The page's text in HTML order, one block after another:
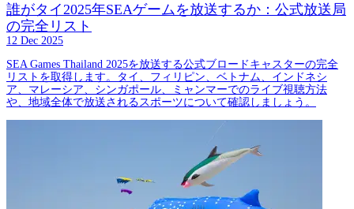
誰がタイ2025年SEAゲームを放送するか：公式放送局
の完全リスト
12 Dec 2025
SEA Games Thailand 2025を放送する公式ブロードキャスターの完全
リストを取得します。タイ、フィリピン、ベトナム、インドネシ
ア、マレーシア、シンガポール、ミャンマーでのライブ視聴方法
や、地域全体で放送されるスポーツについて確認しましょう。